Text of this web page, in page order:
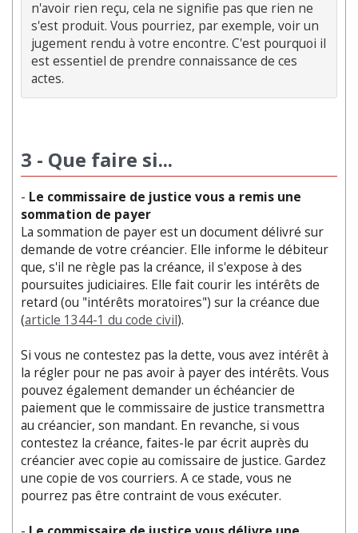
n'avoir rien reçu, cela ne signifie pas que rien ne
s'est produit. Vous pourriez, par exemple, voir un
jugement rendu à votre encontre. C'est pourquoi il
est essentiel de prendre connaissance de ces
3 - Que faire si...
- Le commissaire de justice vous a remis une
sommation de payer
La sommation de payer est un document délivré sur
demande de votre créancier. Elle informe le débiteur
que, s'il ne règle pas la créance, il s'expose à des
poursuites judiciaires. Elle fait courir les intérêts de
retard (ou "intérêts moratoires") sur la créance due
(article 1344-1 du code civil).
Si vous ne contestez pas la dette, vous avez intérêt à
la régler pour ne pas avoir à payer des intérêts. Vous
pouvez également demander un échéancier de
paiement que le commissaire de justice transmettra
au créancier, son mandant. En revanche, si vous
contestez la créance, faites-le par écrit auprès du
créancier avec copie au comissaire de justice. Gardez
une copie de vos courriers. A ce stade, vous ne
pourrez pas être contraint de vous exécuter.